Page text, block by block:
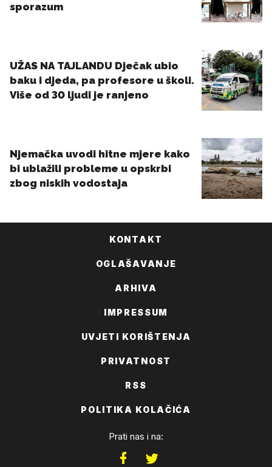
KONTAKT
OGLAŠAVANJE
ARHIVA
IMPRESSUM
UVJETI KORIŠTENJA
PRIVATNOST
RSS
POLITIKA KOLAČIĆA
Prati nas i na: